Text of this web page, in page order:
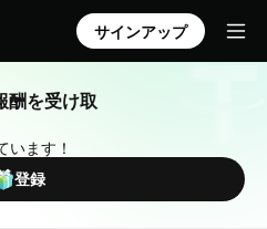
サインアップ
酬を受け取
います！
登録